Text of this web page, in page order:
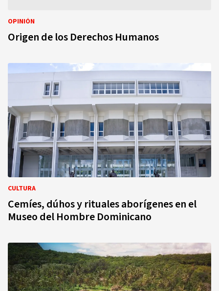
OPINIÓN
Origen de los Derechos Humanos
CULTURA
Cemíes, dúhos y rituales aborígenes en el
Museo del Hombre Dominicano